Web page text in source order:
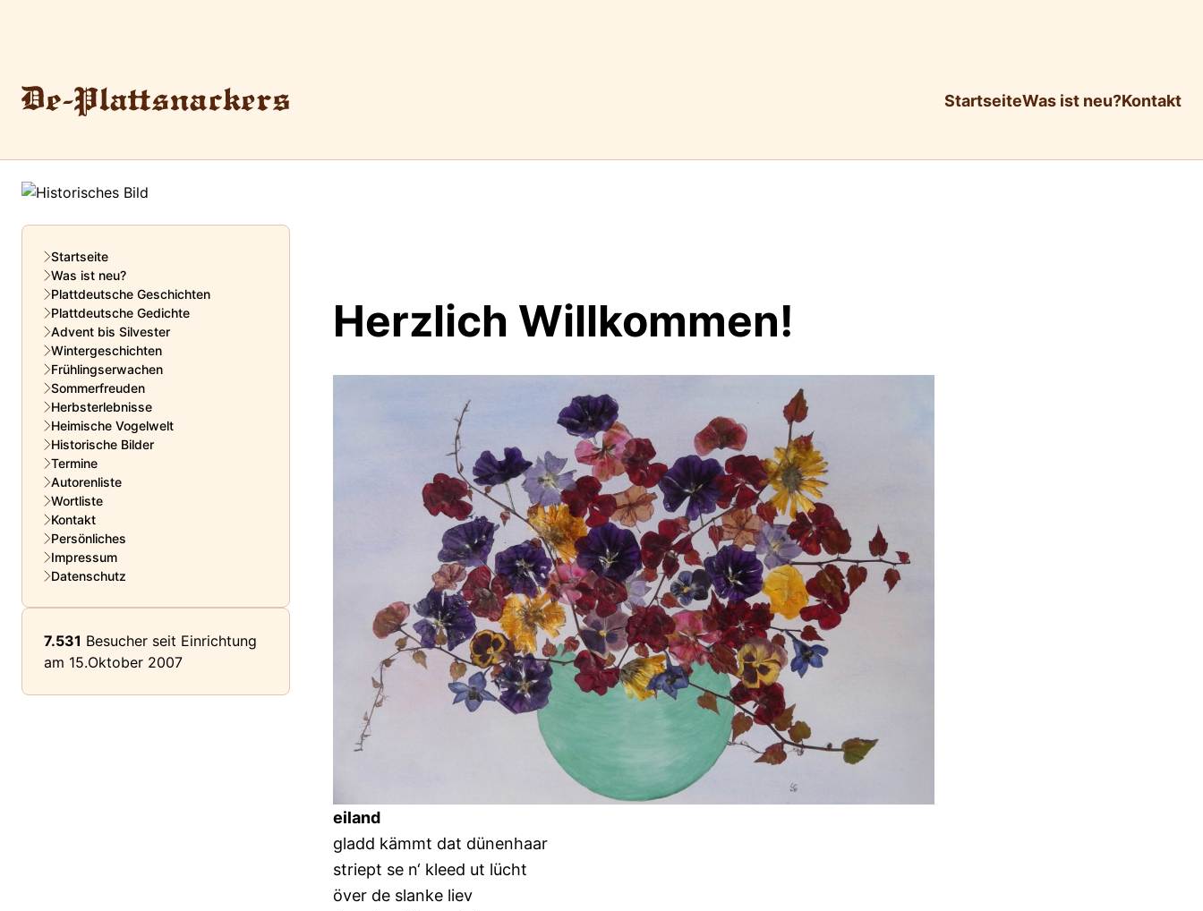
StartseiteWas ist neu?Kontakt
Startseite
Was ist neu?
Plattdeutsche Geschichten
Plattdeutsche Gedichte
Advent bis Silvester
Wintergeschichten
Frühlingserwachen
Sommerfreuden
Herbsterlebnisse
Heimische Vogelwelt
Historische Bilder
Termine
Autorenliste
Wortliste
Kontakt
Persönliches
Impressum
Datenschutz
7.531 Besucher seit Einrichtung
am 15.Oktober 2007
Herzlich Willkommen!
eiland
gladd kämmt dat dünenhaar
striept se n‘ kleed ut lücht
över de slanke liev